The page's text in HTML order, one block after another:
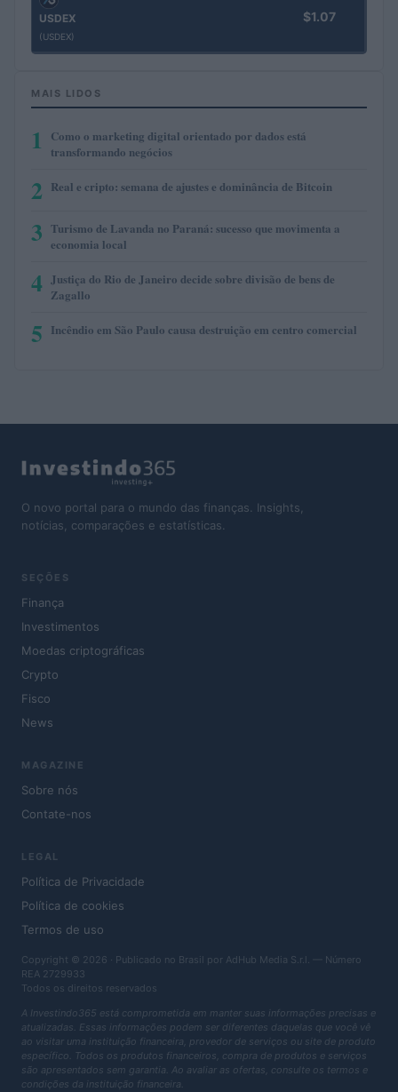
USDEX
(USDEX)
$1.07
MAIS LIDOS
1
Como o marketing digital orientado por dados está
transformando negócios
2 Real e cripto: semana de ajustes e dominância de Bitcoin
3 Turismo de Lavanda no Paraná: sucesso que movimenta a
economia local
4
Justiça do Rio de Janeiro decide sobre divisão de bens de
Zagallo
5 Incêndio em São Paulo causa destruição em centro comercial
O novo portal para o mundo das finanças. Insights,
notícias, comparações e estatísticas.
SEÇÕES
Finança
Investimentos
Moedas criptográficas
Crypto
Fisco
News
MAGAZINE
Sobre nós
Contate-nos
LEGAL
Política de Privacidade
Política de cookies
Termos de uso
Copyright © 2026 · Publicado no Brasil por AdHub Media S.r.l. — Número
REA 2729933
Todos os direitos reservados
A Investindo365 está comprometida em manter suas informações precisas e
atualizadas. Essas informações podem ser diferentes daquelas que você vê
ao visitar uma instituição financeira, provedor de serviços ou site de produto
específico. Todos os produtos financeiros, compra de produtos e serviços
são apresentados sem garantia. Ao avaliar as ofertas, consulte os termos e
condições da instituição financeira.